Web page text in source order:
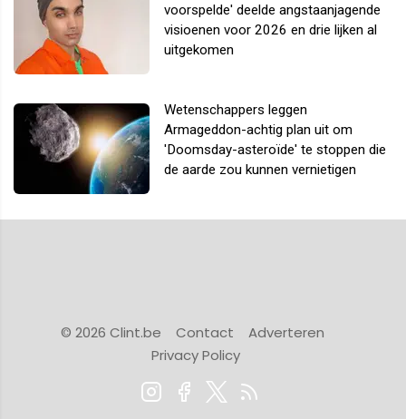
voorspelde' deelde angstaanjagende
visioenen voor 2026 en drie lijken al
uitgekomen
Wetenschappers leggen
Armageddon-achtig plan uit om
'Doomsday-asteroïde' te stoppen die
de aarde zou kunnen vernietigen
© 2026 Clint.be Contact
Adverteren
Privacy Policy